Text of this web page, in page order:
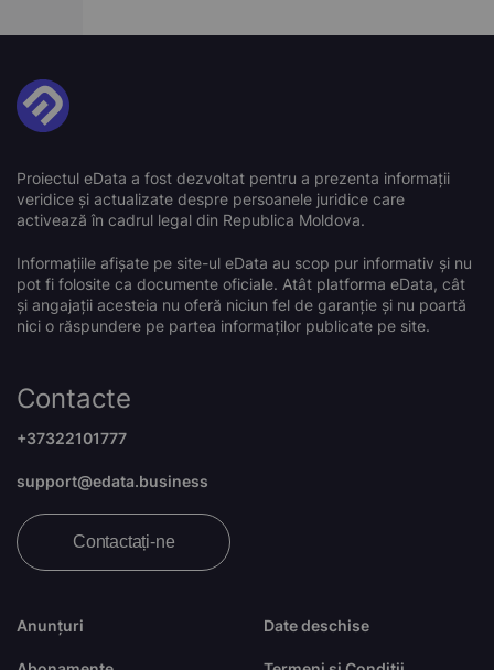
Proiectul eData a fost dezvoltat pentru a prezenta informații
veridice și actualizate despre persoanele juridice care
activează în cadrul legal din Republica Moldova.
Informațiile afișate pe site-ul eData au scop pur informativ și nu
pot fi folosite ca documente oficiale. Atât platforma eData, cât
și angajații acesteia nu oferă niciun fel de garanție și nu poartă
nici o răspundere pe partea informaților publicate pe site.
Anunțuri Date deschise
Contacte
+37322101777
support@edata.business
Contactați-ne